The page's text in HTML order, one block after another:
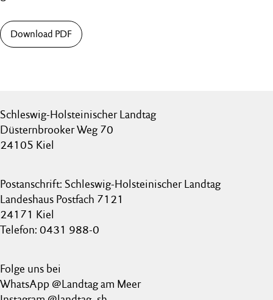
Download PDF
Schleswig-Holsteinischer Landtag
Düsternbrooker Weg 70
24105 Kiel
Postanschrift: Schleswig-Holsteinischer Landtag
Landeshaus Postfach 7121
24171 Kiel
Telefon: 0431 988-0
Folge uns bei
WhatsApp @Landtag am Meer